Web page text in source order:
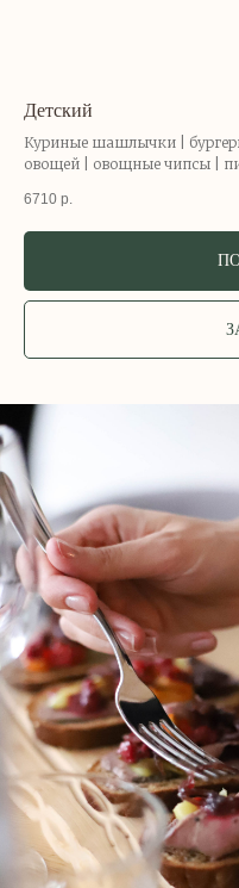
Детский
Куриные шашлычки |
овощей | овощные чипсы |
6710 р.